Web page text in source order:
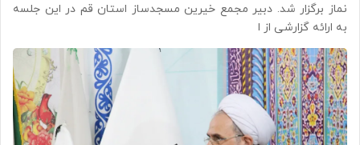
نماز برگزار شد. دبیر مجمع خیرین مسجدساز استان قم در این جلسه
به ارائه گزارشی از ا